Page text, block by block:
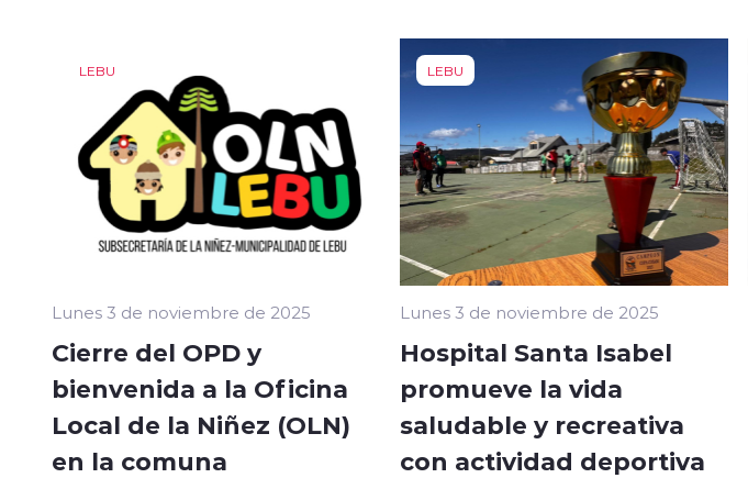
LEBU
Lunes 3 de noviembre de 2025
Cierre del OPD y
bienvenida a la Oficina
Local de la Niñez (OLN)
en la comuna
LEBU
Lunes 3 de noviembre de 2025
Hospital Santa Isabel
promueve la vida
saludable y recreativa
con actividad deportiva